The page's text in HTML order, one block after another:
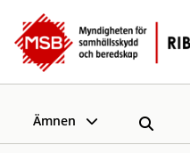
Ämnen